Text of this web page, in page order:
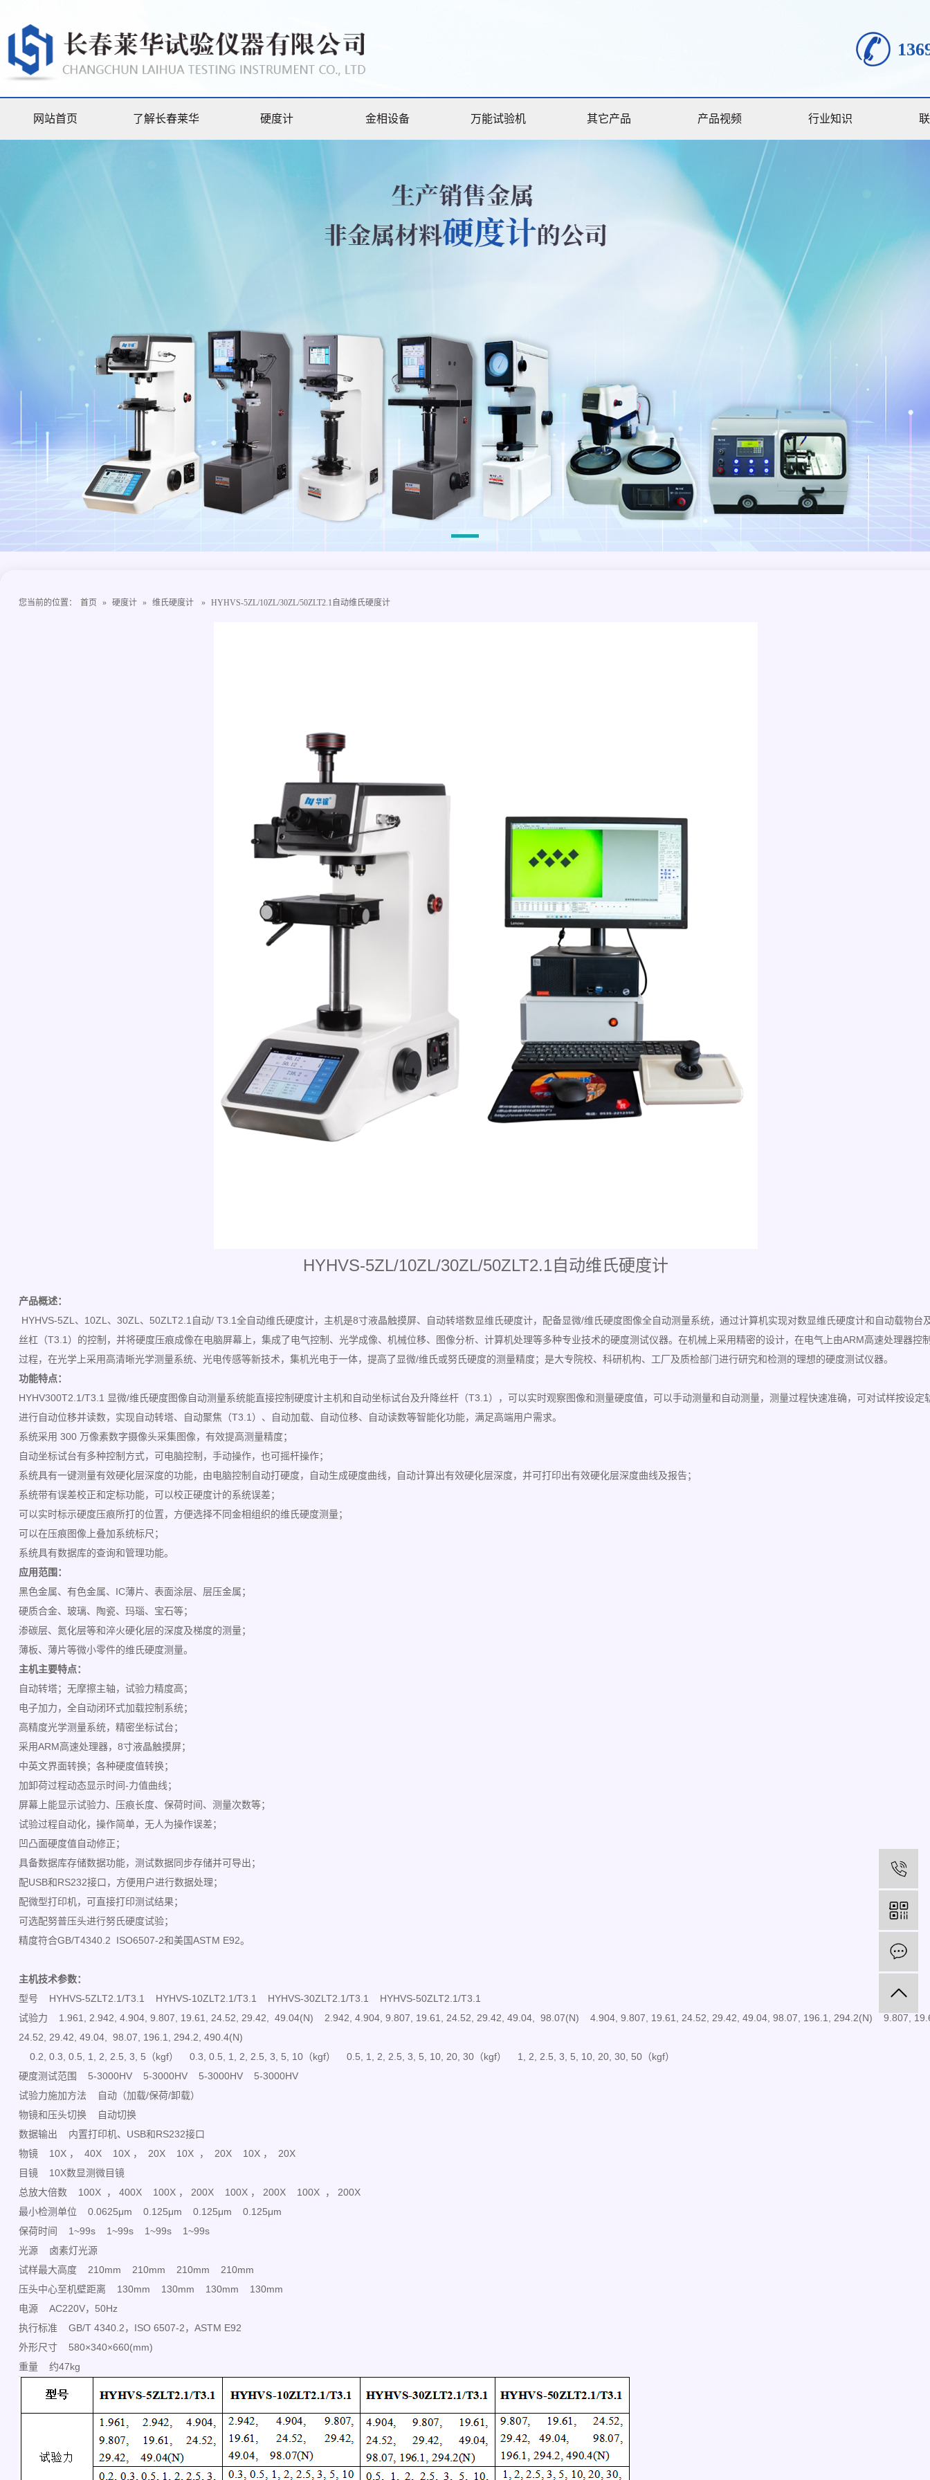
网站首页 了解长春莱华 硬度计 金相设备 万能试验机 其它产品 产品视频 行业知识
您当前的位置： 首页 » 硬度计 » 维氏硬度计 » HYHVS-5ZL/10ZL/30ZL/50ZLT2.1自动维氏硬度计
HYHVS-5ZL/10ZL/30ZL/50ZLT2.1自动维氏硬度计
产品概述：
HYHVS-5ZL、10ZL、30ZL、50ZLT2.1自动/ T3.1全自动维氏硬度计，主机是8寸液晶触摸屏、自动转塔数显维氏硬度计，配备显微/维氏硬度图像全自动测量系统，通过计算机实现对数显维氏硬度计和自动载物台
丝杠（T3.1）的控制，并将硬度压痕成像在电脑屏幕上，集成了电气控制、光学成像、机械位移、图像分析、计算机处理等多种专业技术的硬度测试仪器。在机械上采用精密的设计，在电气上由ARM高速处理器控
过程，在光学上采用高清晰光学测量系统、光电传感等新技术，集机光电于一体，提高了显微/维氏或努氏硬度的测量精度；是大专院校、科研机构、工厂及质检部门进行研究和检测的理想的硬度测试仪器。
功能特点：
HYHV300T2.1/T3.1 显微/维氏硬度图像自动测量系统能直接控制硬度计主机和自动坐标试台及升降丝杆（T3.1），可以实时观察图像和测量硬度值，可以手动测量和自动测量，测量过程快速准确，可对试样按设定
进行自动位移并读数，实现自动转塔、自动聚焦（T3.1）、自动加载、自动位移、自动读数等智能化功能，满足高端用户需求。
系统采用 300 万像素数字摄像头采集图像，有效提高测量精度；
自动坐标试台有多种控制方式，可电脑控制，手动操作，也可摇杆操作；
系统具有一键测量有效硬化层深度的功能，由电脑控制自动打硬度，自动生成硬度曲线，自动计算出有效硬化层深度，并可打印出有效硬化层深度曲线及报告；
系统带有误差校正和定标功能，可以校正硬度计的系统误差；
可以实时标示硬度压痕所打的位置，方便选择不同金相组织的维氏硬度测量；
可以在压痕图像上叠加系统标尺；
系统具有数据库的查询和管理功能。
应用范围：
黑色金属、有色金属、IC薄片、表面涂层、层压金属；
硬质合金、玻璃、陶瓷、玛瑙、宝石等；
渗碳层、氮化层等和淬火硬化层的深度及梯度的测量；
薄板、薄片等微小零件的维氏硬度测量。
主机主要特点：
自动转塔；无摩擦主轴，试验力精度高；
电子加力，全自动闭环式加载控制系统；
高精度光学测量系统，精密坐标试台；
采用ARM高速处理器，8寸液晶触摸屏；
中英文界面转换；各种硬度值转换；
加卸荷过程动态显示时间-力值曲线；
屏幕上能显示试验力、压痕长度、保荷时间、测量次数等；
试验过程自动化，操作简单，无人为操作误差；
凹凸面硬度值自动修正；
具备数据库存储数据功能，测试数据同步存储并可导出；
配USB和RS232接口，方便用户进行数据处理；
配微型打印机，可直接打印测试结果；
可选配努普压头进行努氏硬度试验；
精度符合GB/T4340.2 ISO6507-2和美国ASTM E92。
主机技术参数：
型号 HYHVS-5ZLT2.1/T3.1 HYHVS-10ZLT2.1/T3.1 HYHVS-30ZLT2.1/T3.1 HYHVS-50ZLT2.1/T3.1
试验力 1.961, 2.942, 4.904, 9.807, 19.61, 24.52, 29.42, 49.04(N) 2.942, 4.904, 9.807, 19.61, 24.52, 29.42, 49.04, 98.07(N) 4.904, 9.807, 19.61, 24.52, 29.42, 49.04, 98.07, 196.1, 294.2(N) 9.807,
24.52, 29.42, 49.04, 98.07, 196.1, 294.2, 490.4(N)
0.2, 0.3, 0.5, 1, 2, 2.5, 3, 5（kgf） 0.3, 0.5, 1, 2, 2.5, 3, 5, 10（kgf） 0.5, 1, 2, 2.5, 3, 5, 10, 20, 30（kgf） 1, 2, 2.5, 3, 5, 10, 20, 30, 50（kgf）
硬度测试范围 5-3000HV 5-3000HV 5-3000HV 5-3000HV
试验力施加方法 自动（加载/保荷/卸载）
物镜和压头切换 自动切换
数据输出 内置打印机、USB和RS232接口
物镜 10X ， 40X 10X ， 20X 10X ， 20X 10X ， 20X
目镜 10X数显测微目镜
总放大倍数 100X ， 400X 100X ， 200X 100X ， 200X 100X ， 200X
最小检测单位 0.0625μm 0.125μm 0.125μm 0.125μm
保荷时间 1~99s 1~99s 1~99s 1~99s
光源 卤素灯光源
试样最大高度 210mm 210mm 210mm 210mm
压头中心至机壁距离 130mm 130mm 130mm 130mm
电源 AC220V，50Hz
执行标准 GB/T 4340.2，ISO 6507-2，ASTM E92
外形尺寸 580×340×660(mm)
重量 约47kg